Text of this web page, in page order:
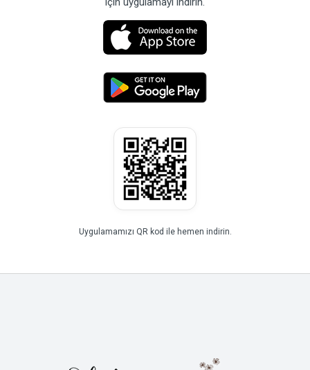
Uygulamamızı QR kod ile hemen indirin.